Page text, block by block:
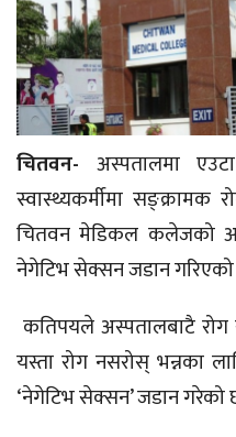
चितवन- अस्पतालमा
स्वास्थ्यकर्मीमा सङ्क्रामक
चितवन मेडिकल कलेजको
नेगेटिभ सेक्सन जडान
कतिपयले अस्पतालबाटै
यस्ता रोग नसरोस् भन्नका
‘नेगेटिभ सेक्सन’ जडान गरेको